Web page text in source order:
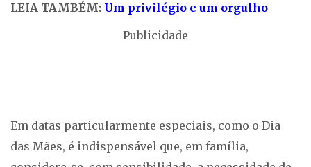
LEIA TAMBÉM: Um privilégio e um orgulho
Publicidade
Em datas particularmente especiais, como o Dia
das Mães, é indispensável que, em família,